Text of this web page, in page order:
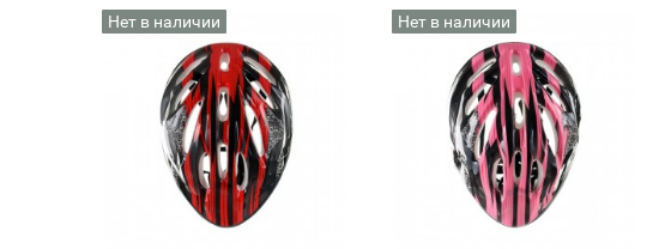
Нет в наличии Нет в наличии